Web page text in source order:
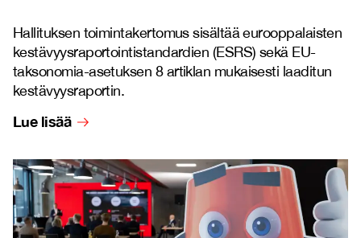
Hallituksen toimintakertomus sisältää eurooppalaisten
kestävyysraportointistandardien (ESRS) sekä EU-
taksonomia-asetuksen 8 artiklan mukaisesti laaditun
kestävyysraportin.
Lue lisää